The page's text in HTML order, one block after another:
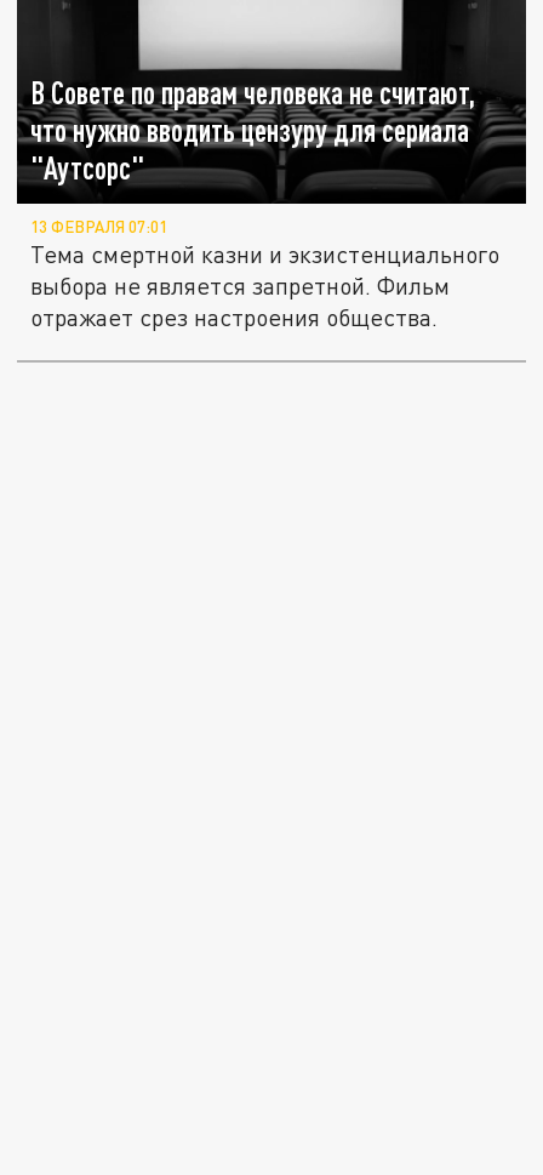
В Совете по правам человека не считают,
что нужно вводить цензуру для сериала
"Аутсорс"
13 ФЕВРАЛЯ 07:01
Тема смертной казни и экзистенциального
выбора не является запретной. Фильм
отражает срез настроения общества.